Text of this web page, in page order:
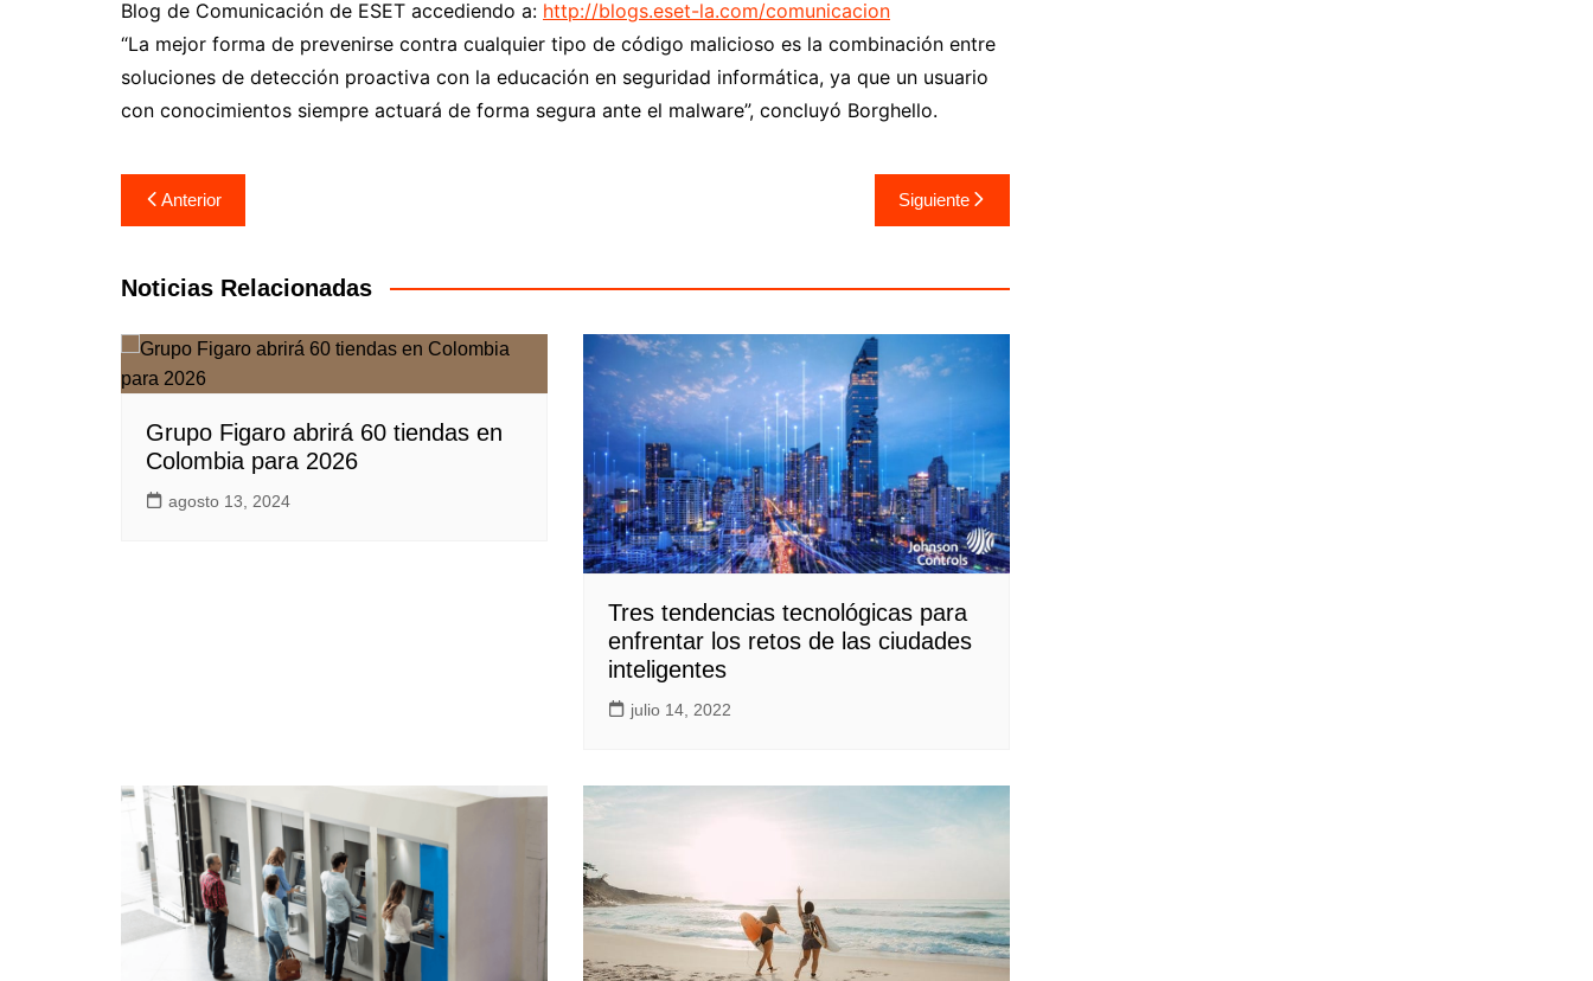
Blog de Comunicación de ESET accediendo a: http://blogs.eset-la.com/comunicacion
“La mejor forma de prevenirse contra cualquier tipo de código malicioso es la combinación entre
soluciones de detección proactiva con la educación en seguridad informática, ya que un usuario
con conocimientos siempre actuará de forma segura ante el malware”, concluyó Borghello.
Navegación
de
entradas
Anterior Siguiente
Noticias Relacionadas
Grupo Figaro abrirá 60 tiendas en
Colombia para 2026
agosto 13, 2024
Tres tendencias tecnológicas para
enfrentar los retos de las ciudades
inteligentes
julio 14, 2022